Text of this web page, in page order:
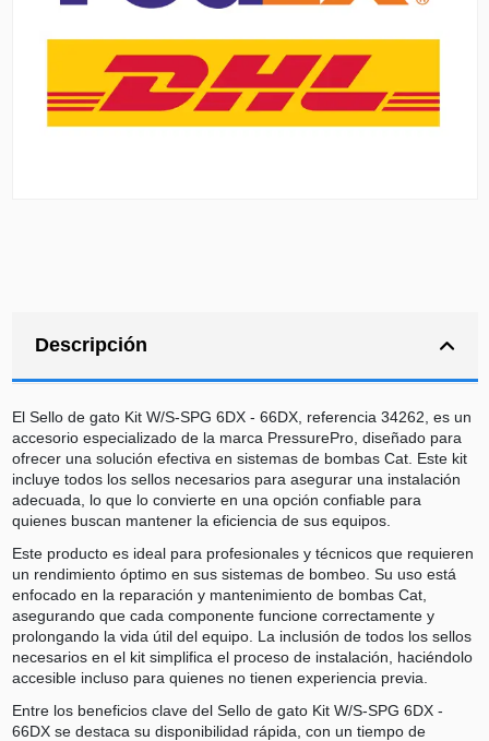
Descripción
El Sello de gato Kit W/S-SPG 6DX - 66DX, referencia 34262, es un
accesorio especializado de la marca PressurePro, diseñado para
ofrecer una solución efectiva en sistemas de bombas Cat. Este kit
incluye todos los sellos necesarios para asegurar una instalación
adecuada, lo que lo convierte en una opción confiable para
quienes buscan mantener la eficiencia de sus equipos.
Este producto es ideal para profesionales y técnicos que requieren
un rendimiento óptimo en sus sistemas de bombeo. Su uso está
enfocado en la reparación y mantenimiento de bombas Cat,
asegurando que cada componente funcione correctamente y
prolongando la vida útil del equipo. La inclusión de todos los sellos
necesarios en el kit simplifica el proceso de instalación, haciéndolo
accesible incluso para quienes no tienen experiencia previa.
Entre los beneficios clave del Sello de gato Kit W/S-SPG 6DX -
66DX se destaca su disponibilidad rápida, con un tiempo de